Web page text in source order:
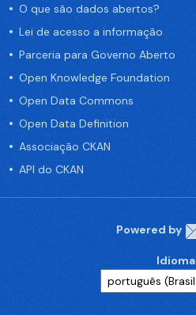
O que são dados abertos?
Lei de acesso a informação
Parceria para Governo Aberto
Open Knowledge Foundation
Open Data Commons
Open Data Definition
Associação CKAN
API do CKAN
Powered by
Idioma